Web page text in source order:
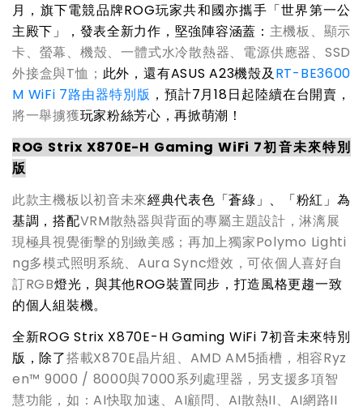
月，旗下電競品牌ROG玩家共和國亦攜手「世界第一公
主殿下」，發表全新力作，堅強陣容涵蓋： 主機板、顯示
卡、螢幕、機殼、一體式水冷散熱器、電源供應器、SSD
外接盒與T恤； 此外，還有ASUS A23機殼及RT-BE3600
M WiFi 7路由器特別版 ，預計7月18日起陸續在台開賣，
將一舉擄獲玩家粉絲芳心，再掀萌潮！
ROG Strix X870E-H Gaming WiFi 7初音未來特別
版
此款主機板以初音未來經典代表色「蒼綠」、「粉紅」為
基調，搭配VRM散熱器與背面的專屬主題設計，淋漓展
現極具視覺衝擊的別緻美感；再加上獨家Polymo Lighti
ng多模式照明系統、Aura Sync燈效，可依個人喜好自
訂RGB燈光，與其他ROG裝置同步，打造風格更趨一致
的個人組裝機。
全新ROG Strix X870E-H Gaming WiFi 7初音未來特別
版，除了搭載X870E晶片組、AMD AM5插槽，相容Ryz
en™ 9000 / 8000與7000系列處理器，另支援多項智
慧功能，如：AI快取加速、AI顧問、AI散熱II、AI網路II